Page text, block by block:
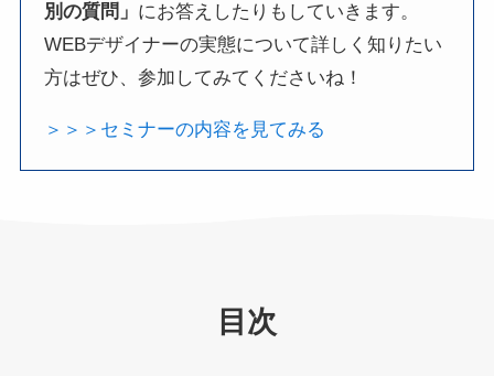
別の質問」 にお答えしたりもしていきます。
WEBデザイナーの実態について詳しく知りたい
方はぜひ、参加してみてくださいね！
＞＞＞セミナーの内容を見てみる
目次